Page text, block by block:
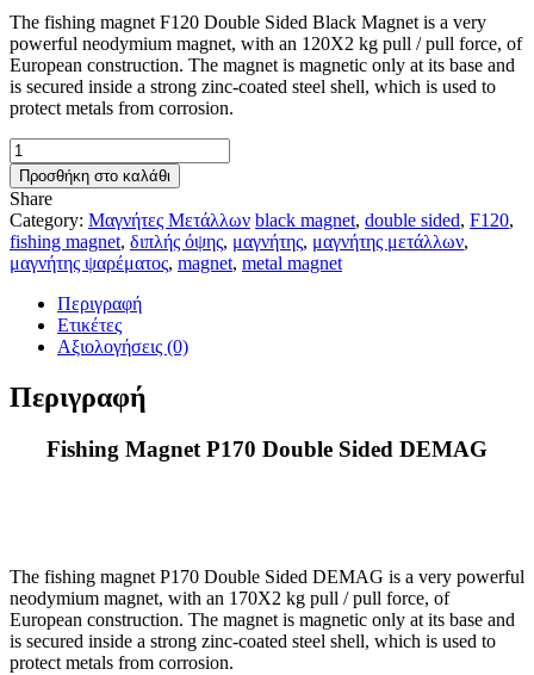
The fishing magnet F120 Double Sided Black Magnet is a very
powerful neodymium magnet, with an 120X2 kg pull / pull force, of
European construction. The magnet is magnetic only at its base and
is secured inside a strong zinc-coated steel shell, which is used to
protect metals from corrosion.
Fishing
Magnet
P170
Double
Sided
DEMAG
ποσότητα
Προσθήκη στο καλάθι
Share
Category: Μαγνήτες Μετάλλων black magnet, double sided, F120,
fishing magnet, διπλής όψης, μαγνήτης, μαγνήτης μετάλλων,
μαγνήτης ψαρέματος, magnet, metal magnet
Περιγραφή
Ετικέτες
Αξιολογήσεις (0)
Περιγραφή
Fishing Magnet P170 Double Sided DEMAG
The fishing magnet P170 Double Sided DEMAG is a very powerful
neodymium magnet, with an 170X2 kg pull / pull force, of
European construction. The magnet is magnetic only at its base and
is secured inside a strong zinc-coated steel shell, which is used to
protect metals from corrosion.